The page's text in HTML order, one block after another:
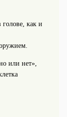
голове, как и
или нет»,